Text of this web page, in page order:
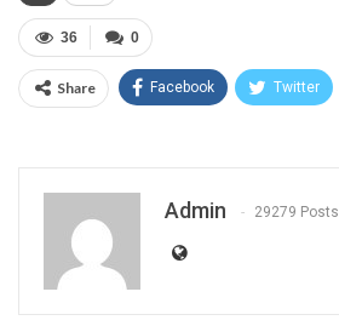
0
36
Share Facebook Twitter
Admin 29279 Posts